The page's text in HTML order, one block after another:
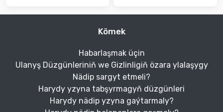
Kömek
Habarlaşmak üçin
Ulanyş Düzgünleriniň we Gizlinligiň özara ylalaşygy
Nädip sargyt etmeli?
Harydy yzyna tabşyrmagyň düzgünleri
Harydy nädip yzyna gaýtarmaly?